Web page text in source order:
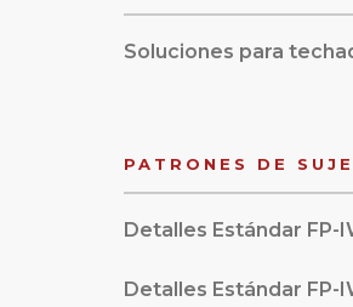
Soluciones para
PATRONES DE
Detalles Estándar FP-
Detalles Estándar FP-